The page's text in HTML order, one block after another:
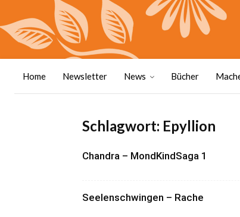
Home Newsletter News Bücher
Schlagwort: Epyllion
Chandra – MondKindSaga 1
Seelenschwingen – Rache